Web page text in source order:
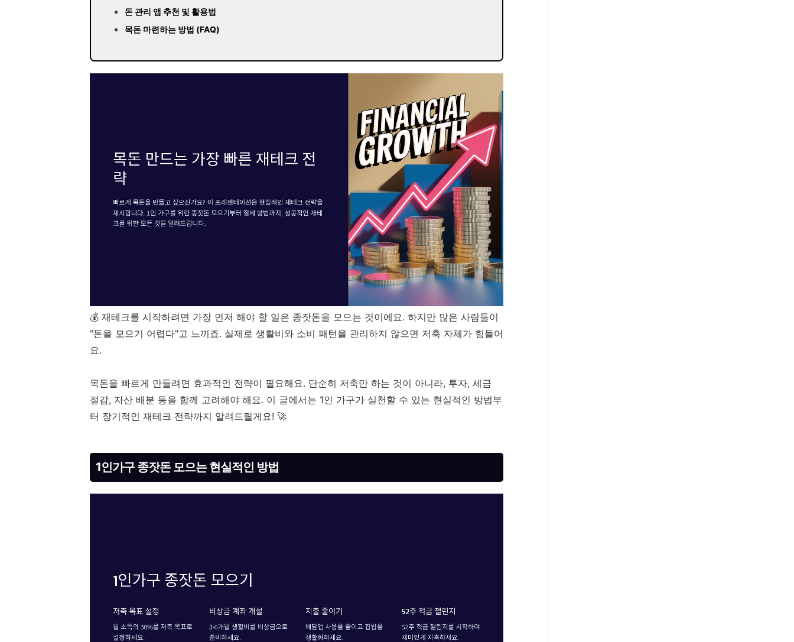
돈 관리 앱 추천 및 활용법
목돈 마련하는 방법 (FAQ)
💰 재테크를 시작하려면 가장 먼저 해야 할 일은 종잣돈을 모으는 것이에요. 하지만 많은 사람들이
"돈을 모으기 어렵다"고 느끼죠. 실제로 생활비와 소비 패턴을 관리하지 않으면 저축 자체가 힘들어
요.
목돈을 빠르게 만들려면 효과적인 전략이 필요해요. 단순히 저축만 하는 것이 아니라, 투자, 세금
절감, 자산 배분 등을 함께 고려해야 해요. 이 글에서는 1인 가구가 실천할 수 있는 현실적인 방법부
터 장기적인 재테크 전략까지 알려드릴게요! 🚀
1인가구 종잣돈 모으는 현실적인 방법